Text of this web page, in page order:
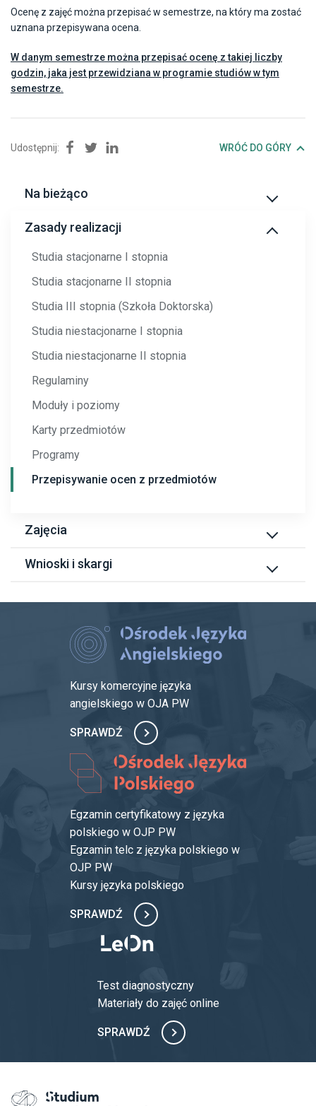
Ocenę z zajęć można przepisać w semestrze, na który ma zostać
uznana przepisywana ocena.
W danym semestrze można przepisać ocenę z takiej liczby
godzin, jaka jest przewidziana w programie studiów w tym
semestrze.
Udostępnij: Udostępnij na Facebook
Udostępnij na Twitter
Udostępnij na Linkedin WRÓĆ DO GÓRY
Na bieżąco
Dyżury lektorów
Zasady realizacji
Studia stacjonarne I stopnia
Studia stacjonarne II stopnia
Studia III stopnia (Szkoła Doktorska)
Studia niestacjonarne I stopnia
Studia niestacjonarne II stopnia
Regulaminy
Moduły i poziomy
Karty przedmiotów
Programy
Przepisywanie ocen z przedmiotów
Zajęcia
Plan zajęć
Grupy wydziałowe j. angielski – studia II stopnia
FAQ – zapisy na zajęcia
Język polski
Wnioski i skargi
Kursy komercyjne języka
angielskiego w OJA PW
SPRAWDŹ
Egzamin certyfikatowy z języka
polskiego w OJP PW
Egzamin telc z języka polskiego w
OJP PW
Kursy języka polskiego
SPRAWDŹ
Test diagnostyczny
Materiały do zajęć online
SPRAWDŹ